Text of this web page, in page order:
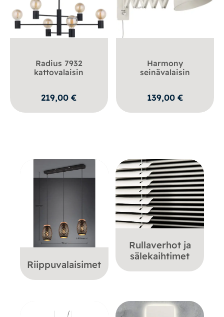
Radius 7932
kattovalaisin
219,00€
Harmony
seinävalaisin
139,00€
Riippuvalaisimet
Rullaverhot ja
sälekaihtimet